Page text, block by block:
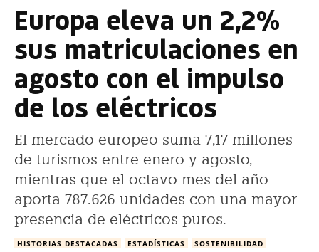
Europa eleva un 2,2%
sus matriculaciones en
agosto con el impulso
de los eléctricos
El mercado europeo suma 7,17 millones
de turismos entre enero y agosto,
mientras que el octavo mes del año
aporta 787.626 unidades con una mayor
presencia de eléctricos puros.
HISTORIAS DESTACADAS ESTADÍSTICAS
SOSTENIBILIDAD